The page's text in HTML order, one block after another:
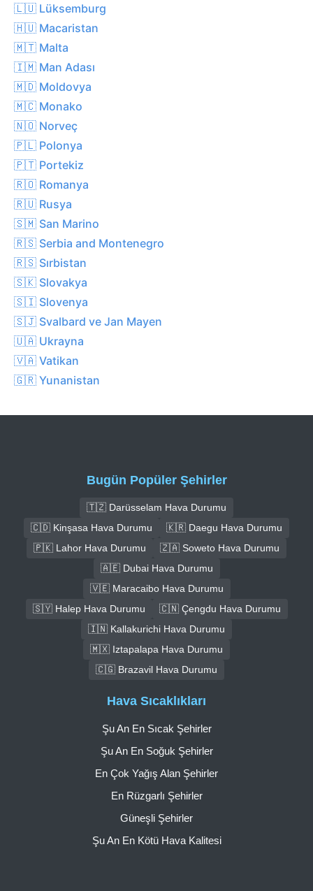
🇱🇺 Lüksemburg
🇭🇺 Macaristan
🇲🇹 Malta
🇮🇲 Man Adası
🇲🇩 Moldovya
🇲🇨 Monako
🇳🇴 Norveç
🇵🇱 Polonya
🇵🇹 Portekiz
🇷🇴 Romanya
🇷🇺 Rusya
🇸🇲 San Marino
🇷🇸 Serbia and Montenegro
🇷🇸 Sırbistan
🇸🇰 Slovakya
🇸🇮 Slovenya
🇸🇯 Svalbard ve Jan Mayen
🇺🇦 Ukrayna
🇻🇦 Vatikan
🇬🇷 Yunanistan
Bugün Popüler Şehirler
🇹🇿 Darüsselam Hava Durumu
🇨🇩 Kinşasa Hava Durumu
🇰🇷 Daegu Hava Durumu
🇵🇰 Lahor Hava Durumu
🇿🇦 Soweto Hava Durumu
🇦🇪 Dubai Hava Durumu
🇻🇪 Maracaibo Hava Durumu
🇸🇾 Halep Hava Durumu
🇨🇳 Çengdu Hava Durumu
🇮🇳 Kallakurichi Hava Durumu
🇲🇽 Iztapalapa Hava Durumu
🇨🇬 Brazavil Hava Durumu
Hava Sıcaklıkları
Şu An En Sıcak Şehirler
Şu An En Soğuk Şehirler
En Çok Yağış Alan Şehirler
En Rüzgarlı Şehirler
Güneşli Şehirler
Şu An En Kötü Hava Kalitesi